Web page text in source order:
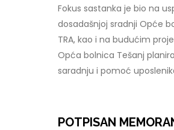
Fokus sastanka je bio na
dosadašnjoj sradnji Opće
TRA, kao i na budućim
Opća bolnica Tešanj
saradnju i pomoć
POTPISAN